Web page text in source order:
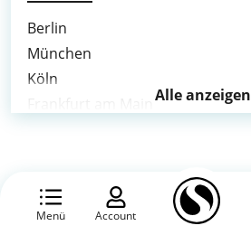
Menü Account
Berlin
München
Köln
Dortmund
Alle anzeigen